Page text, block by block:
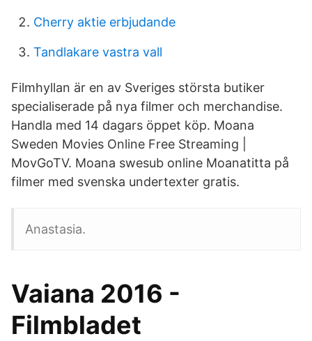
Cherry aktie erbjudande
Tandlakare vastra vall
Filmhyllan är en av Sveriges största butiker
specialiserade på nya filmer och merchandise.
Handla med 14 dagars öppet köp. Moana
Sweden Movies Online Free Streaming |
MovGoTV. Moana swesub online Moanatitta på
filmer med svenska undertexter gratis.
Anastasia.
Vaiana 2016 -
Filmbladet